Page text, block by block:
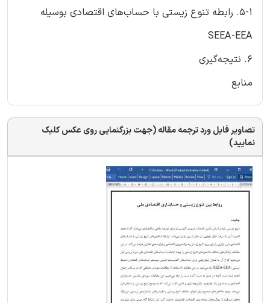
5-1. رابطه تنوع زیستی با حساب‌های اقتصادی بوسیله
SEEA-EEA
6. نتیجه‌گیری
منابع
تصاویر فایل ورد ترجمه مقاله (جهت بزرگنمایی روی عکس کلیک
نمایید)